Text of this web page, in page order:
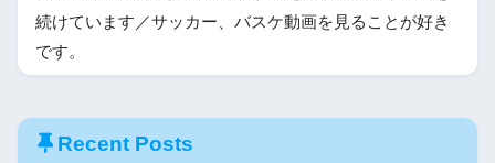
続けています／サッカー、バスケ動画を見ることが好き
です。
Recent Posts